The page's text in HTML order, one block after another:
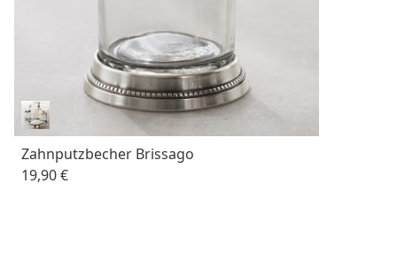
Zahnputzbecher Brissago
19,90 €